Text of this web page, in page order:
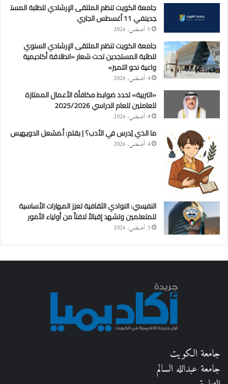
جامعة الكويت تنظم الملتقى الإرشادي للطلبة المست
جدينفي 11 أغسطس الجاري
5 أغسطس، 2026
جامعة الكويت تنظم الملتقى الإرشادي السنوي
للطلبة المستجدين تحت شعار «انطلاقة أكاديمية
واعية نحو التميز»
4 أغسطس، 2026
«التربية» تحدد ضوابط مكافأة الأعمال الممتازة
للعاملين للعام الدراسي 2025/2026
4 أغسطس، 2026
ما الذي يُدرس في الأدب؟ | بقلم: أ.مشعل الدويهيس
4 أغسطس، 2026
النفيسي: النوادي الثقافية تعزز المهارات الأساسية
للمتعلمين وتشهد إقبالاً لافتاً من أولياء الأمور
3 أغسطس، 2026
جامعة الكويت
جامعة عبدالله السالم